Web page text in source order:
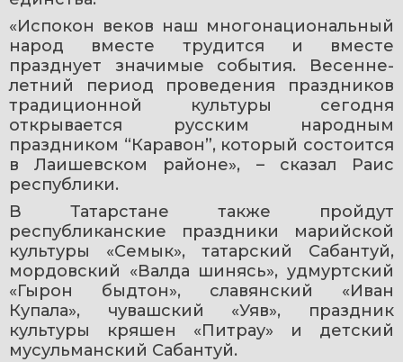
«Испокон веков наш многонациональный
народ вместе трудится и вместе
празднует значимые события. Весенне-
летний период проведения праздников
традиционной культуры сегодня
открывается русским народным
праздником “Каравон”, который состоится
в Лаишевском районе», – сказал Раис
республики.
В Татарстане также пройдут
республиканские праздники марийской
культуры «Семык», татарский Сабантуй,
мордовский «Валда шинясь», удмуртский
«Гырон быдтон», славянский «Иван
Купала», чувашский «Уяв», праздник
культуры кряшен «Питрау» и детский
мусульманский Сабантуй.